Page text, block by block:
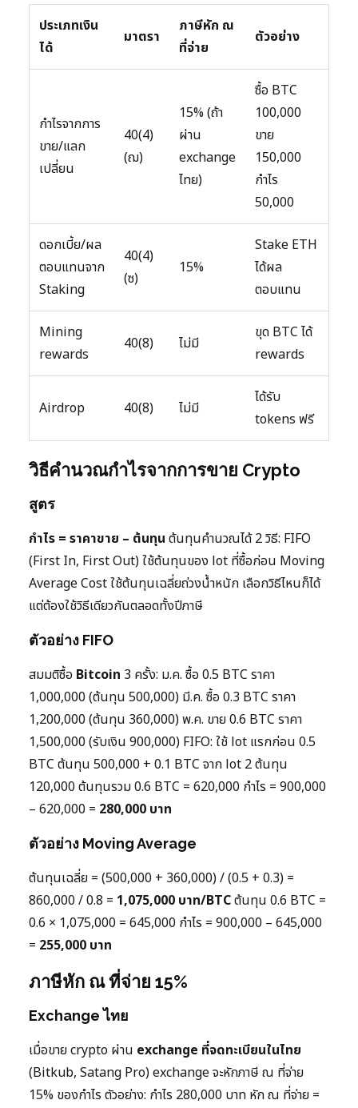
ประเภทเงิน
ได้
มาตรา
ภาษีหัก ณ
ที่จ่าย
ตัวอย่าง
กำไรจากการ
ขาย/แลก
เปลี่ยน
40(4)
(ฌ)
15% (ถ้า
ผ่าน
exchange
ไทย)
ซื้อ BTC
100,000
ขาย
150,000
กำไร
50,000
ดอกเบี้ย/ผล
ตอบแทนจาก
Staking
40(4)
(ซ)
15%
Stake ETH
ได้ผล
ตอบแทน
Mining
rewards
40(8) ไม่มี
ขุด BTC ได้
rewards
Airdrop 40(8) ไม่มี
ได้รับ
tokens ฟรี
วิธีคำนวณกำไรจากการขาย Crypto
สูตร
กำไร = ราคาขาย – ต้นทุน ต้นทุนคำนวณได้ 2 วิธี: FIFO
(First In, First Out) ใช้ต้นทุนของ lot ที่ซื้อก่อน Moving
Average Cost ใช้ต้นทุนเฉลี่ยถ่วงน้ำหนัก เลือกวิธีไหนก็ได้
แต่ต้องใช้วิธีเดียวกันตลอดทั้งปีภาษี
ตัวอย่าง FIFO
สมมติซื้อ Bitcoin 3 ครั้ง: ม.ค. ซื้อ 0.5 BTC ราคา
1,000,000 (ต้นทุน 500,000) มี.ค. ซื้อ 0.3 BTC ราคา
1,200,000 (ต้นทุน 360,000) พ.ค. ขาย 0.6 BTC ราคา
1,500,000 (รับเงิน 900,000) FIFO: ใช้ lot แรกก่อน 0.5
BTC ต้นทุน 500,000 + 0.1 BTC จาก lot 2 ต้นทุน
120,000 ต้นทุนรวม 0.6 BTC = 620,000 กำไร = 900,000
– 620,000 = 280,000 บาท
ตัวอย่าง Moving Average
ต้นทุนเฉลี่ย = (500,000 + 360,000) / (0.5 + 0.3) =
860,000 / 0.8 = 1,075,000 บาท/BTCต้นทุน 0.6 BTC =
0.6 × 1,075,000 = 645,000 กำไร = 900,000 – 645,000
= 255,000 บาท
ภาษีหัก ณ ที่จ่าย 15%
Exchange ไทย
เมื่อขาย crypto ผ่าน exchange ที่จดทะเบียนในไทย
(Bitkub, Satang Pro) exchange จะหักภาษี ณ ที่จ่าย
15% ของกำไร ตัวอย่าง: กำไร 280,000 บาท หัก ณ ที่จ่าย =